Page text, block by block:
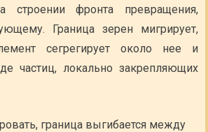
строении фронта превращения,
Граница зерен мигрирует,
сегрегирует около нее и
частиц, локально закрепляющих
граница выгибается между